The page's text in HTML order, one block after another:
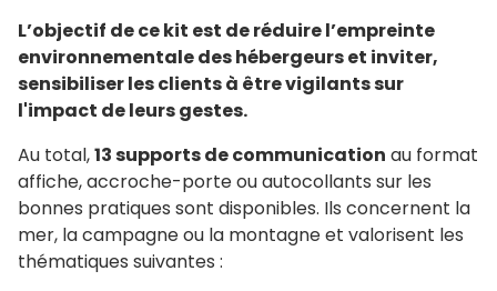
L’objectif de ce kit est de réduire l’empreinte
environnementale des hébergeurs et inviter,
sensibiliser les clients à être vigilants sur
l'impact de leurs gestes.
Au total,13 supports de communication au format
affiche, accroche-porte ou autocollants sur les
bonnes pratiques sont disponibles. Ils concernent la
mer, la campagne ou la montagne et valorisent les
thématiques suivantes :